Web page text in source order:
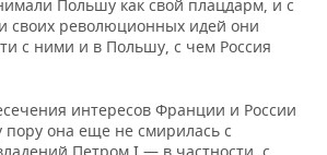
Польшу как свой плацдарм, и с
своих революционных идей они
с ними и в Польшу, с чем Россия
интересов Франции и России
она еще не смирилась с